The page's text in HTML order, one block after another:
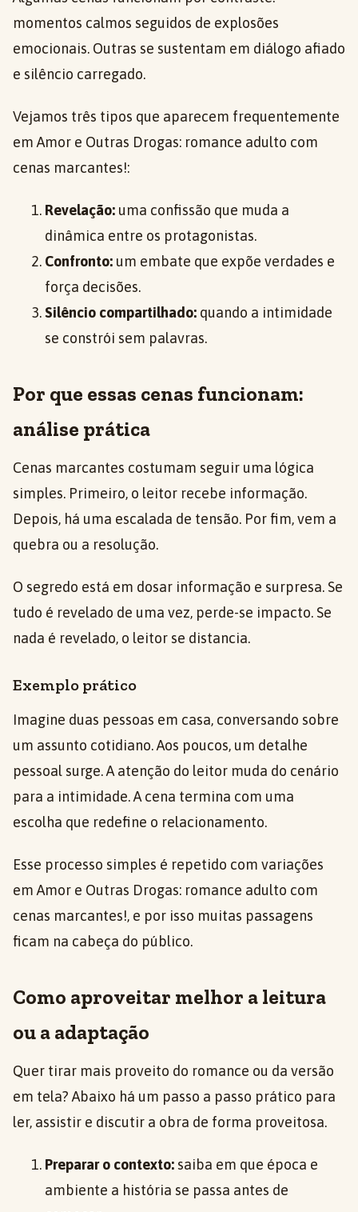
momentos calmos seguidos de explosões
emocionais. Outras se sustentam em diálogo afiado
e silêncio carregado.
Vejamos três tipos que aparecem frequentemente
em Amor e Outras Drogas: romance adulto com
cenas marcantes!:
Revelação: uma confissão que muda a
dinâmica entre os protagonistas.
Confronto: um embate que expõe verdades e
força decisões.
Silêncio compartilhado: quando a intimidade
se constrói sem palavras.
Por que essas cenas funcionam:
análise prática
Cenas marcantes costumam seguir uma lógica
simples. Primeiro, o leitor recebe informação.
Depois, há uma escalada de tensão. Por fim, vem a
quebra ou a resolução.
O segredo está em dosar informação e surpresa. Se
tudo é revelado de uma vez, perde-se impacto. Se
nada é revelado, o leitor se distancia.
Exemplo prático
Imagine duas pessoas em casa, conversando sobre
um assunto cotidiano. Aos poucos, um detalhe
pessoal surge. A atenção do leitor muda do cenário
para a intimidade. A cena termina com uma
escolha que redefine o relacionamento.
Esse processo simples é repetido com variações
em Amor e Outras Drogas: romance adulto com
cenas marcantes!, e por isso muitas passagens
ficam na cabeça do público.
Como aproveitar melhor a leitura
ou a adaptação
Quer tirar mais proveito do romance ou da versão
em tela? Abaixo há um passo a passo prático para
ler, assistir e discutir a obra de forma proveitosa.
Preparar o contexto: saiba em que época e
ambiente a história se passa antes de